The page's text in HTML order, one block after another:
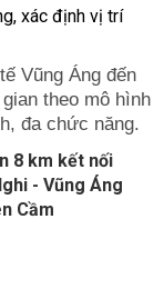
Vũng Áng đến
theo mô hình
đa chức năng.
8 km kết nối
- Vũng Áng
Cầm